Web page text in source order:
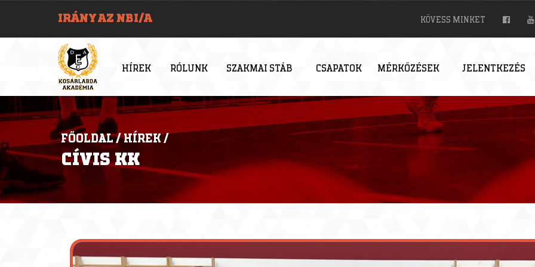
IRÁNY AZ NBI/A KÖVESS MINKET
HÍREK RÓLUNK SZAKMAI STÁB CSAPATOK MÉRKŐZÉSEK JELENTKEZÉS
FŐOLDAL / HÍREK /
CÍVIS KK